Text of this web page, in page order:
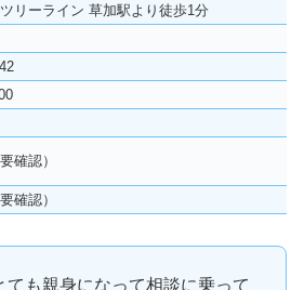
リーライン 草加駅より徒歩1分
確認）
確認）
ても親身になって相談に乗って